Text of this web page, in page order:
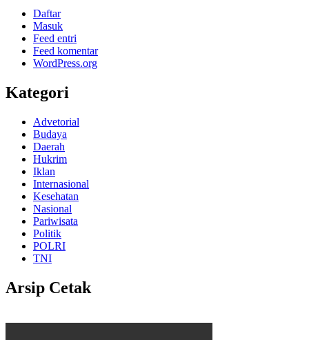
Daftar
Masuk
Feed entri
Feed komentar
WordPress.org
Kategori
Advetorial
Budaya
Daerah
Hukrim
Iklan
Internasional
Kesehatan
Nasional
Pariwisata
Politik
POLRI
TNI
Arsip Cetak